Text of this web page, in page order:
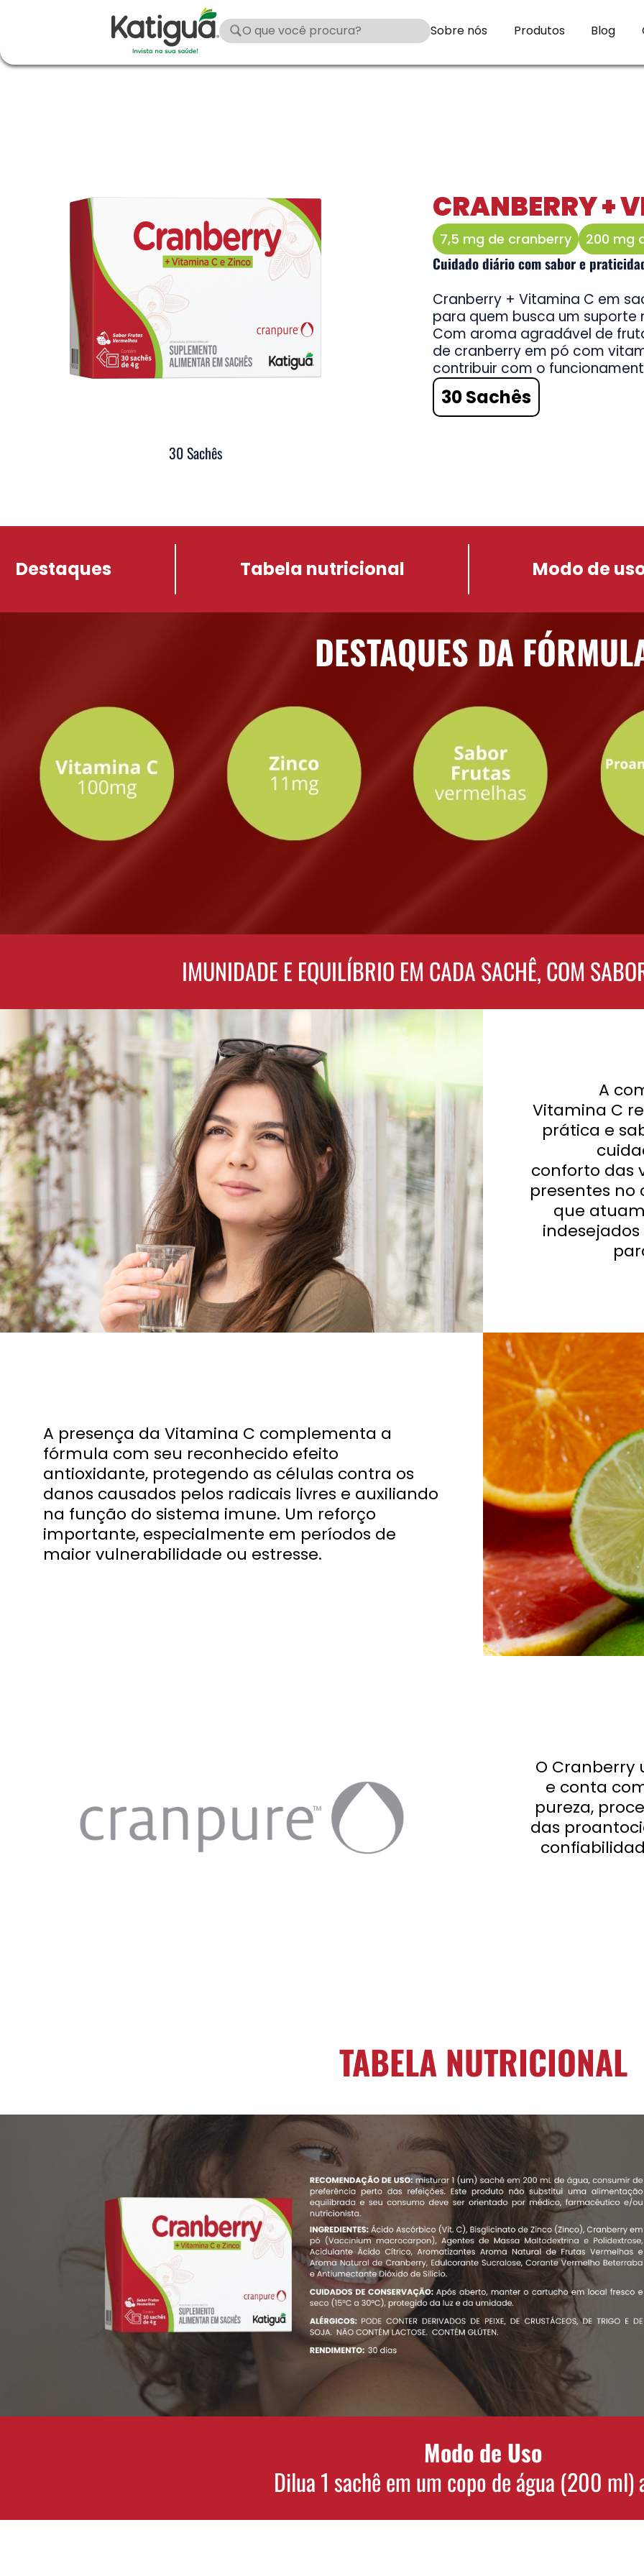
Sobre nós Produtos Blog
30 Sachês
CRANBERRY +
7,5 mg de cranberry 200 mg
Cuidado diário com sabor e
Cranberry + Vitamina C em
para quem busca um
Com aroma agradável de
de cranberry em pó com
contribuir com o
30 Sachês
Destaques Tabela nutricional Modo de
DESTAQUES DA
IMUNIDADE E EQUILÍBRIO EM CADA SACHÊ, COM
A
Vitamina C
prática e
conforto das
presentes no
que
A presença da Vitamina C complementa a
fórmula com seu reconhecido efeito
antioxidante, protegendo as células contra os
danos causados pelos radicais livres e auxiliando
na função do sistema imune. Um reforço
importante, especialmente em períodos de
maior vulnerabilidade ou estresse.
O Cranberry
e conta
pureza,
das
TABELA NUTRICIONAL
Modo de Uso
Dilua 1 sachê em um copo de água (200 ml)